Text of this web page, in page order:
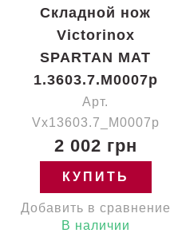
Складной нож
Victorinox
SPARTAN MAT
1.3603.7.M0007p
Арт.
Vx13603.7_M0007p
2 002 грн
КУПИТЬ
Добавить в сравнение
В наличии